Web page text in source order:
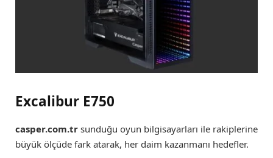
Excalibur E750
casper.com.tr sunduğu oyun bilgisayarları ile rakiplerine
büyük ölçüde fark atarak, her daim kazanmanı hedefler.